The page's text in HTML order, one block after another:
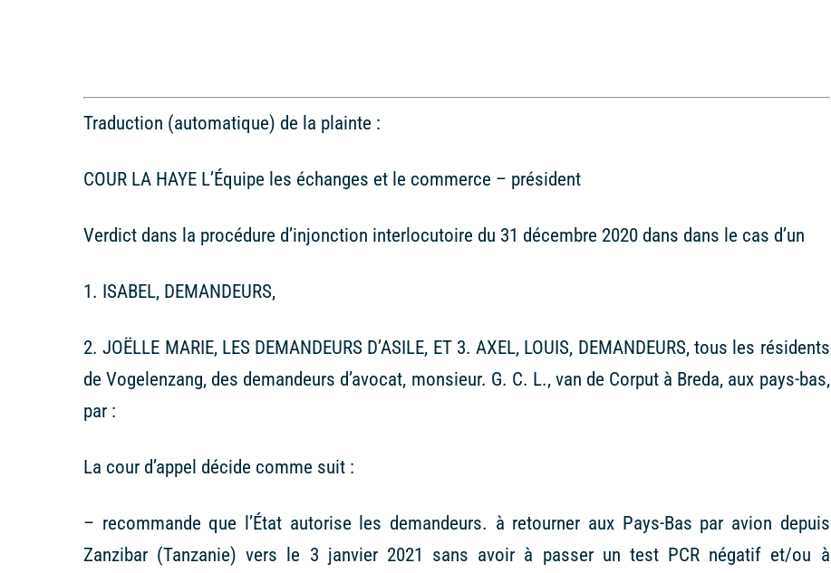
Traduction (automatique) de la plainte :
COUR LA HAYE L’Équipe les échanges et le commerce – président
Verdict dans la procédure d’injonction interlocutoire du 31 décembre 2020 dans dans le cas d’un
1. ISABEL, DEMANDEURS,
2. JOËLLE MARIE, LES DEMANDEURS D’ASILE, ET 3. AXEL, LOUIS, DEMANDEURS, tous les résidents
de Vogelenzang, des demandeurs d’avocat, monsieur. G. C. L., van de Corput à Breda, aux pays-bas,
par :
La cour d’appel décide comme suit :
– recommande que l’État autorise les demandeurs. à retourner aux Pays-Bas par avion depuis
Zanzibar (Tanzanie) vers le 3 janvier 2021 sans avoir à passer un test PCR négatif et/ou à